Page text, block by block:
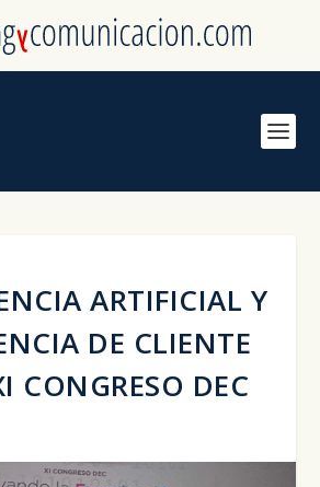
ARTIFICIAL Y
DE CLIENTE
CONGRESO DEC